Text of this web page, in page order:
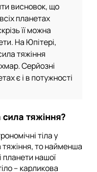
висновок, що
планетах
її можна
На Юпітері,
тяжіння
Серйозні
є і в потужності
тяжіння?
тіла у
тяжіння, то найменша
планети нашої
– карликова